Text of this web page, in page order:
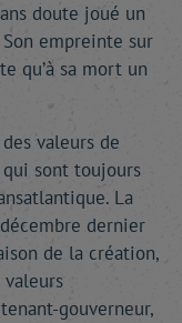
doute joué un
empreinte sur
qu’à sa mort un
valeurs de
sont toujours
La
dernier
de la création,
valeurs
gouverneur,